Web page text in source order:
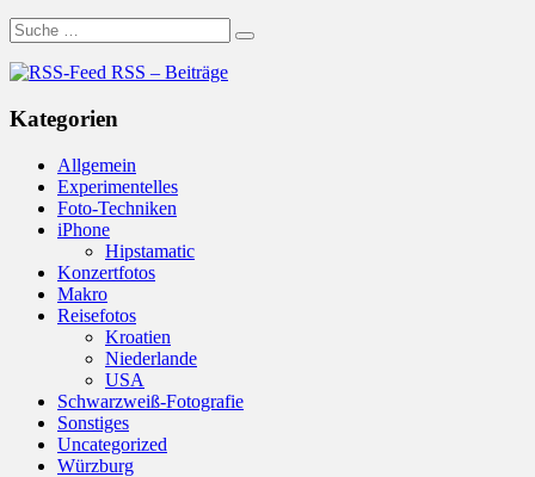
Suche
nach:
Suchen
RSS – Beiträge
Kategorien
Allgemein
Experimentelles
Foto-Techniken
iPhone
Hipstamatic
Konzertfotos
Makro
Reisefotos
Kroatien
Niederlande
USA
Schwarzweiß-Fotografie
Sonstiges
Uncategorized
Würzburg